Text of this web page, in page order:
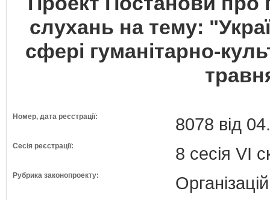
слухань на тему:
сфері гуманітарно-
Номер, дата реєстрації: 8078 від
Сесія реєстрації: 8 сесія VI
Рубрика законопроекту: